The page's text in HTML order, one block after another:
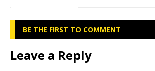
BE THE FIRST TO COMMENT
Leave a Reply